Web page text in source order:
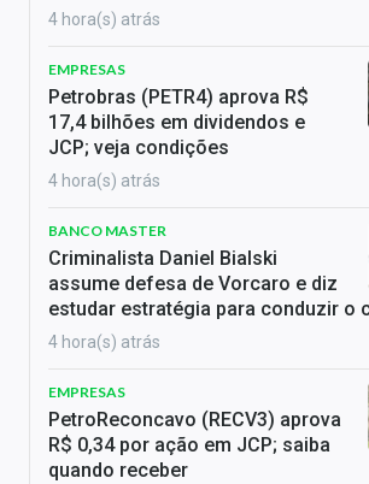
4 hora(s) atrás
EMPRESAS
Petrobras (PETR4) aprova R$
17,4 bilhões em dividendos e
JCP; veja condições
4 hora(s) atrás
BANCO MASTER
Criminalista Daniel Bialski
assume defesa de Vorcaro e diz
estudar estratégia para conduzir o
4 hora(s) atrás
EMPRESAS
PetroReconcavo (RECV3) aprova
R$ 0,34 por ação em JCP; saiba
quando receber